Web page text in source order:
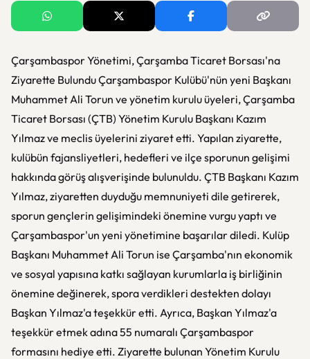
Çarşambaspor Yönetimi, Çarşamba Ticaret Borsası'na
Ziyarette Bulundu Çarşambaspor Kulübü'nün yeni Başkanı
Muhammet Ali Torun ve yönetim kurulu üyeleri, Çarşamba
Ticaret Borsası (ÇTB) Yönetim Kurulu Başkanı Kazım
Yılmaz ve meclis üyelerini ziyaret etti. Yapılan ziyarette,
kulübün fajansliyetleri, hedefleri ve ilçe sporunun gelişimi
hakkında görüş alışverişinde bulunuldu. ÇTB Başkanı Kazım
Yılmaz, ziyaretten duyduğu memnuniyeti dile getirerek,
sporun gençlerin gelişimindeki önemine vurgu yaptı ve
Çarşambaspor'un yeni yönetimine başarılar diledi. Kulüp
Başkanı Muhammet Ali Torun ise Çarşamba'nın ekonomik
ve sosyal yapısına katkı sağlayan kurumlarla iş birliğinin
önemine değinerek, spora verdikleri destekten dolayı
Başkan Yılmaz'a teşekkür etti. Ayrıca, Başkan Yılmaz'a
teşekkür etmek adına 55 numaralı Çarşambaspor
formasını hediye etti. Ziyarette bulunan Yönetim Kurulu